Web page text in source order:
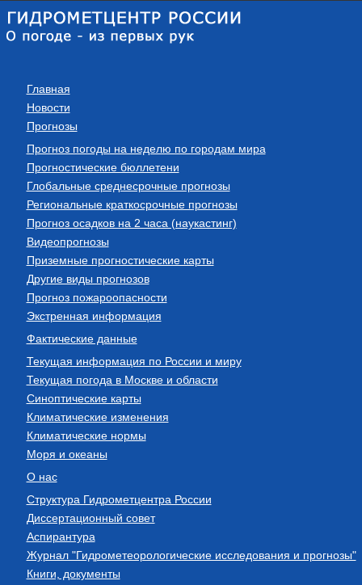
Главная
Новости
Прогнозы
Прогноз погоды на неделю по городам мира
Прогностические бюллетени
Глобальные среднесрочные прогнозы
Региональные краткосрочные прогнозы
Прогноз осадков на 2 часа (наукастинг)
Видеопрогнозы
Приземные прогностические карты
Другие виды прогнозов
Прогноз пожароопасности
Экстренная информация
Фактические данные
Текущая информация по России и миру
Текущая погода в Москве и области
Синоптические карты
Климатические изменения
Климатические нормы
Моря и океаны
О нас
Структура Гидрометцентра России
Диссертационный совет
Аспирантура
Журнал "Гидрометеорологические исследования и прогнозы"
Книги, документы